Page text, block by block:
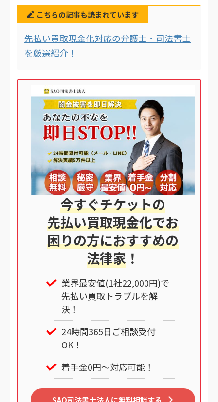
こちらの記事も読まれています
先払い買取現金化対応の弁護士・司法書士
を厳選紹介！
今すぐチケットの
先払い買取現金化でお
困りの方におすすめの
法律家 ！
業界最安値(1社22,000円)で
先払い買取トラブルを解
決！
24時間365日ご相談受付
OK！
着手金0円～対応可能！
SAO司法書士法人に無料相談する